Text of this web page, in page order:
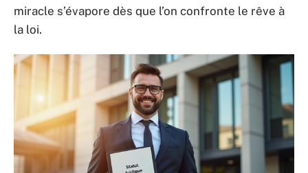
miracle s’évapore dès que l’on confronte le rêve à
la loi.